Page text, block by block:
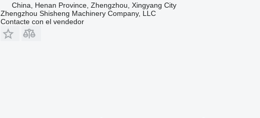
China, Henan Province, Zhengzhou, Xingyang City
Zhengzhou Shisheng Machinery Company, LLC
Contacte con el vendedor